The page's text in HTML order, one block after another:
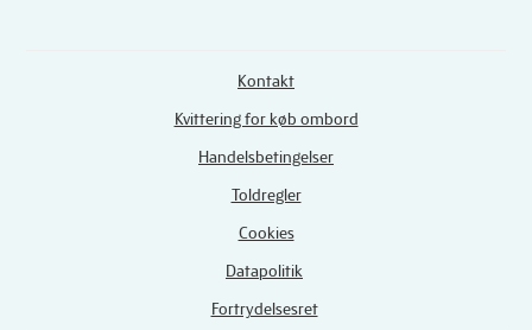
Kontakt
Kvittering for køb ombord
Handelsbetingelser
Toldregler
Cookies
Datapolitik
Fortrydelsesret